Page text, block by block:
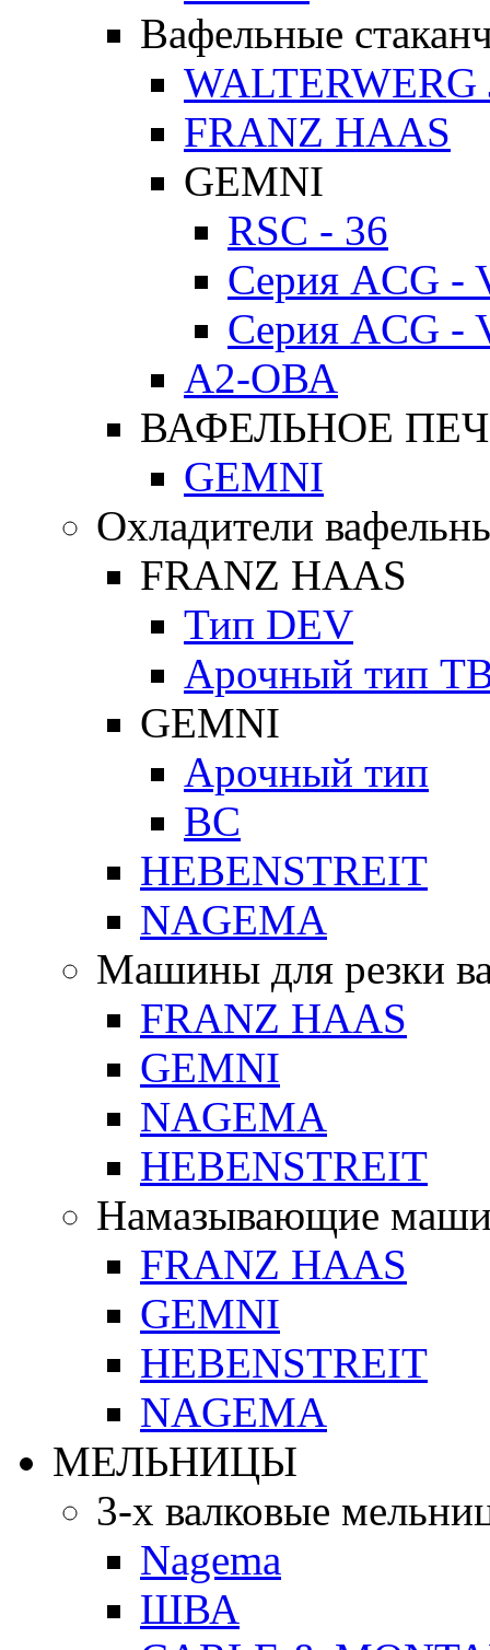
Вафельные
WALTERWERG
FRANZ HAAS
GEMNI
RSC - 36
Серия ACG -
Серия ACG -
А2-ОВА
ВАФЕЛЬНОЕ
GEMNI
Охладители
FRANZ HAAS
Тип DEV
Арочный тип
GEMNI
Арочный тип
ВС
HEBENSTREIT
NAGEMA
Машины для резки
FRANZ HAAS
GEMNI
NAGEMA
HEBENSTREIT
Намазывающие
FRANZ HAAS
GEMNI
HEBENSTREIT
NAGEMA
МЕЛЬНИЦЫ
3-х валковые
Nagema
ШВА